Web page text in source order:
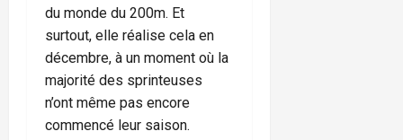
du monde du 200m. Et
surtout, elle réalise cela en
décembre, à un moment où la
majorité des sprinteuses
n’ont même pas encore
commencé leur saison.